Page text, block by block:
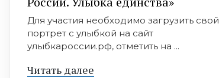
Для участия необходимо загрузить свой
портрет с улыбкой на сайт
улыбкароссии.рф, отметить на ...
Читать далее